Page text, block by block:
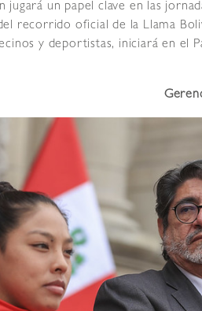
jugará un papel clave en las
recorrido oficial de la Llama
y deportistas, iniciará en el